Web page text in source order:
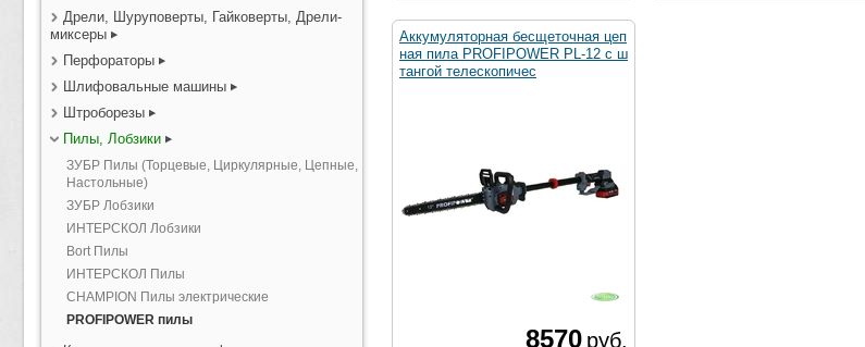
Дрели, Шуруповерты, Гайковерты, Дрели-
миксеры
Перфораторы
Шлифовальные машины
Штроборезы
Пилы, Лобзики
ЗУБР Пилы (Торцевые, Циркулярные, Цепные,
Настольные)
ЗУБР Лобзики
ИНТЕРСКОЛ Лобзики
Bort Пилы
ИНТЕРСКОЛ Пилы
CHAMPION Пилы электрические
PROFIPOWER пилы
Аккумуляторная бесщеточная цеп
ная пила PROFIPOWER PL-12 с ш
тангой телескопичес
8570 руб.